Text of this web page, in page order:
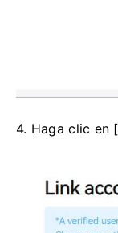
4. Haga clic en